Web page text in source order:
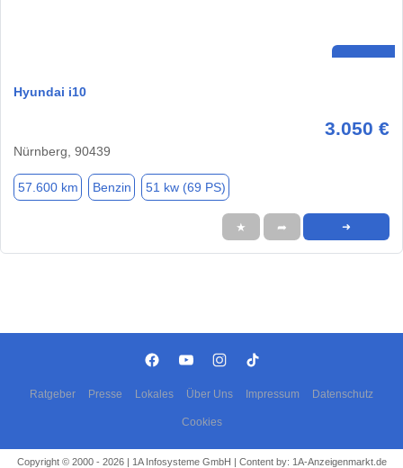
Hyundai i10
3.050 €
Nürnberg, 90439
57.600 km Benzin 51 kw (69 PS)
★ ➦ ➜
Ratgeber Presse Lokales Über Uns Impressum Datenschutz
Cookies
Copyright © 2000 - 2026 | 1A Infosysteme GmbH | Content by: 1A-Anzeigenmarkt.de